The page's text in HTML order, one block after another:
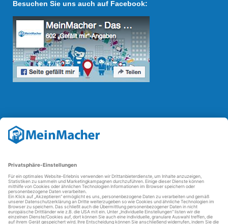
Besuchen Sie uns auch auf Facebook:
Reparatur Revolution
Mit derReparatur-Revolution
Reparaturbedingungen in Deutschland: Für Produkte, die sich gut
reparierenden Betriebe und des Reparatur-Know-hows in
Deutschland.
Weitere Informationen
FAQ - häufig gestellte Fragen
Partner werden